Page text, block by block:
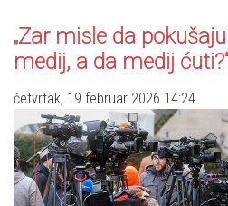
„Zar misle da
medij, a da medij
četvrtak, 19 februar 2026 14:24